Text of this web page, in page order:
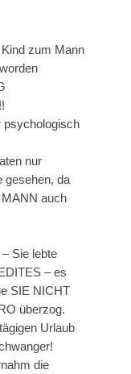
zum Mann
psychologisch
nur
gesehen, da
auch
Sie lebte
– es
SIE NICHT
überzog.
Urlaub
die